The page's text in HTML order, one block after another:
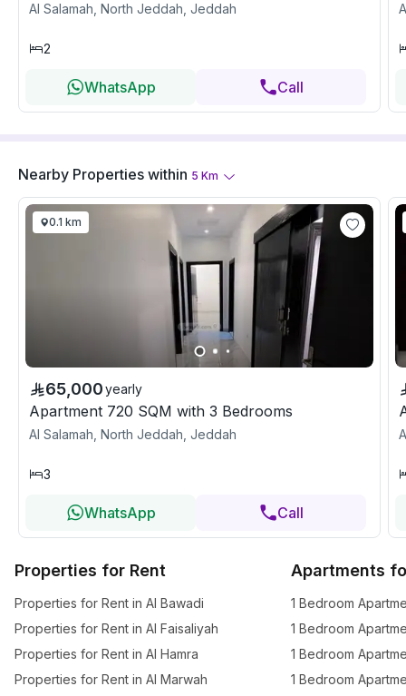
Al Salamah, North Jeddah, Jeddah
2
WhatsApp Call
Nearby Properties within 5 Km
0.1 km
65,000yearly
Apartment 720 SQM with 3 Bedrooms
Al Salamah, North Jeddah, Jeddah
3
WhatsApp Call
Properties for Rent
Properties for Rent in Al Bawadi
Properties for Rent in Al Faisaliyah
Properties for Rent in Al Hamra
Properties for Rent in Al Marwah
Apartments